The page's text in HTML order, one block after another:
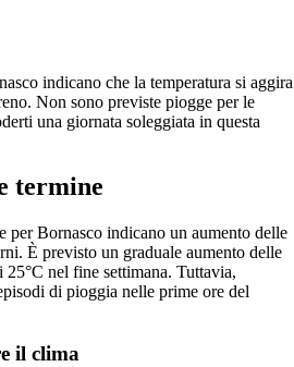
indicano che la temperatura si aggira
Non sono previste piogge per le
una giornata soleggiata in questa
termine
per Bornasco indicano un aumento delle
È previsto un graduale aumento delle
nel fine settimana. Tuttavia,
di pioggia nelle prime ore del
il clima